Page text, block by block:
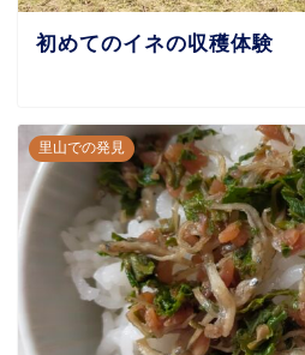
初めてのイネの収穫体験
里山での発見